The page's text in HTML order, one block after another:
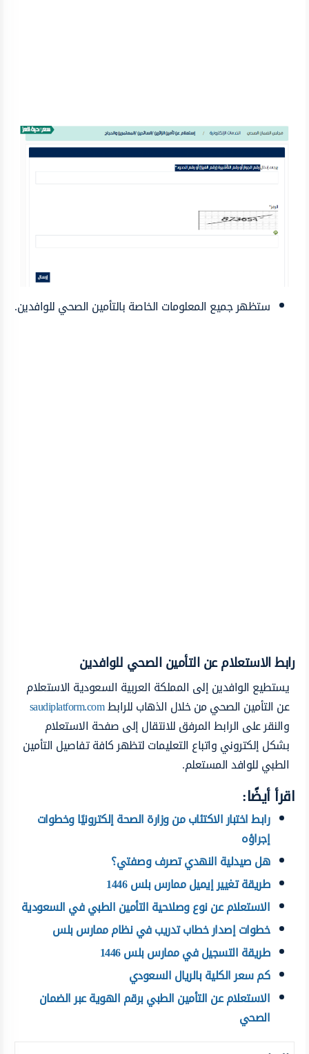
ستظهر جميع المعلومات الخاصة بالتأمين الصحي للوافدين.
رابط الاستعلام عن التأمين الصحي للوافدين
يستطيع الوافدين إلى المملكة العربية السعودية الاستعلام
عن التأمين الصحي من خلال الذهاب للرابطsaudiplatform.com
والنقر على الرابط المرفق للانتقال إلى صفحة الاستعلام
بشكل إلكتروني واتباع التعليمات لتظهر كافة تفاصيل التأمين
الطبي للوافد المستعلم.
اقرأ أيضًا:
رابط اختبار الاكتئاب من وزارة الصحة إلكترونيًا وخطوات
إجراؤه
هل صيدلية النهدي تصرف وصفتي؟
طريقة تغيير إيميل ممارس بلس 1446
الاستعلام عن نوع وصلاحية التأمين الطبي في السعودية
خطوات إصدار خطاب تدريب في نظام ممارس بلس
طريقة التسجيل في ممارس بلس 1446
كم سعر الكلية بالريال السعودي
الاستعلام عن التأمين الطبي برقم الهوية عبر الضمان
الصحي